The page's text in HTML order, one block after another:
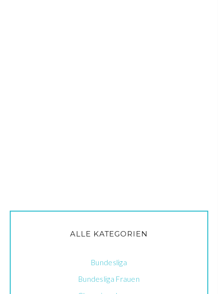
ALLE KATEGORIEN
Bundesliga
Bundesliga Frauen